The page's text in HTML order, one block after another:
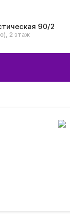
90/2
2 этаж